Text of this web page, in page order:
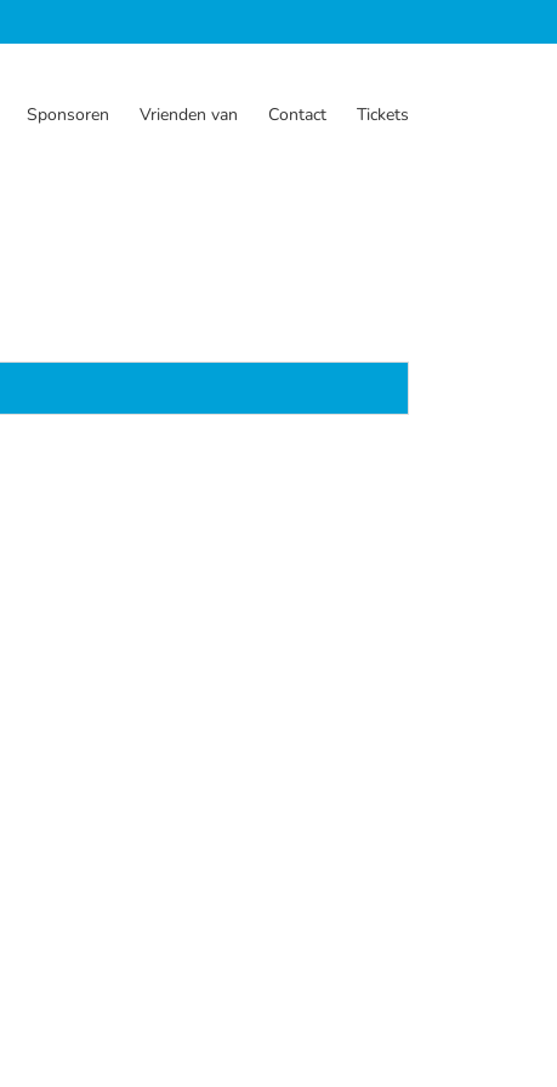
Sponsoren Vrienden van Contact Tickets